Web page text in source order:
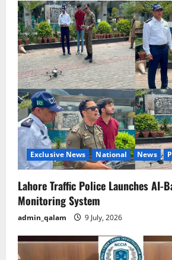
Exclusive News National News
Lahore Traffic Police Launches AI-
Monitoring System
admin_qalam 9 July, 2026